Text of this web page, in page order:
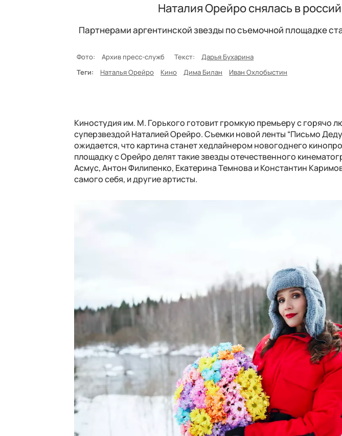
Наталия Орейро снялась в
Партнерами аргентинской звезды по съемочной площадке
Фото: Архив пресс-служб Текст: Дарья Бухарина
Теги:
Наталья Орейро Кино Дима Билан Иван Охлобыстин
Киностудия им. М. Горького готовит громкую премьеру с горячо
суперзвездой Наталией Орейро. Съемки новой ленты “Письмо
ожидается, что картина станет хедлайнером новогоднего
площадку с Орейро делят такие звезды отечественного
Асмус, Антон Филипенко, Екатерина Темнова и Константин
самого себя, и другие артисты.